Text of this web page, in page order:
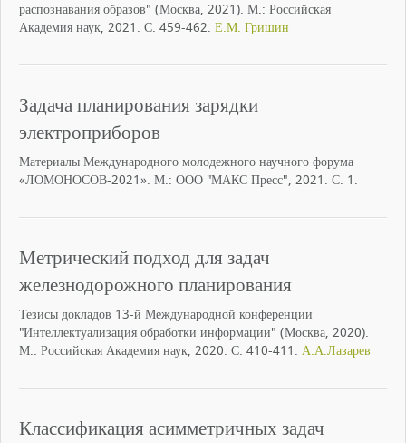
распознавания образов" (Москва, 2021). М.: Российская
Академия наук, 2021. С. 459-462. Е.М. Гришин
Задача планирования зарядки
электроприборов
Материалы Международного молодежного научного форума
«ЛОМОНОСОВ-2021». М.: ООО "МАКС Пресс", 2021. С. 1.
Метрический подход для задач
железнодорожного планирования
Тезисы докладов 13-й Международной конференции
"Интеллектуализация обработки информации" (Москва, 2020).
М.: Российская Академия наук, 2020. С. 410-411. А.А.Лазарев
Классификация асимметричных задач